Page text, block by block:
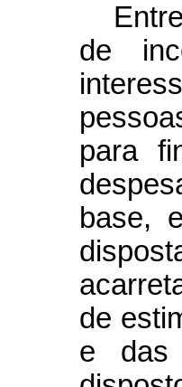
de
para
base,
de
e das